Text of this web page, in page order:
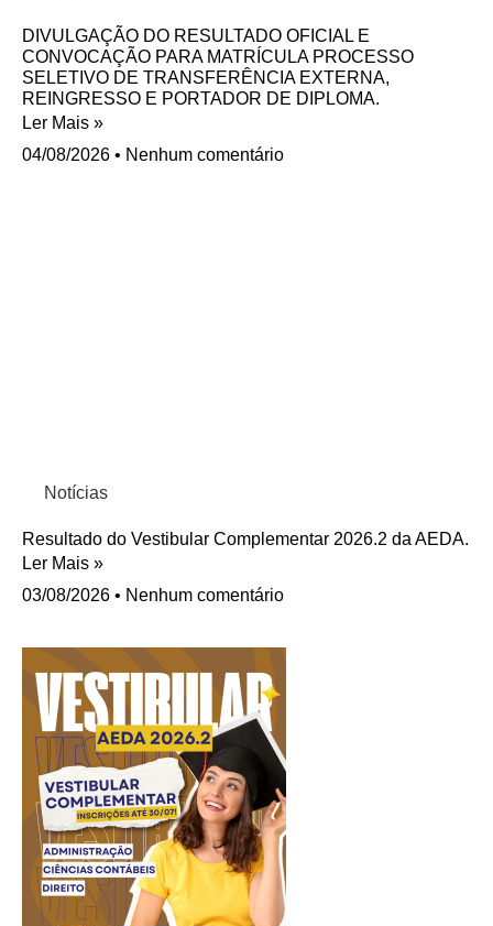
DIVULGAÇÃO DO RESULTADO OFICIAL E
CONVOCAÇÃO PARA MATRÍCULA PROCESSO
SELETIVO DE TRANSFERÊNCIA EXTERNA,
REINGRESSO E PORTADOR DE DIPLOMA.
Ler Mais »
04/08/2026
Nenhum comentário
Notícias
Resultado do Vestibular Complementar 2026.2 da AEDA.
Ler Mais »
03/08/2026
Nenhum comentário